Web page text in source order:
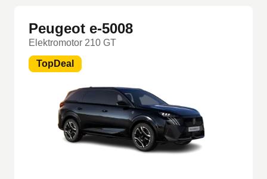
Peugeot e-5008
Elektromotor 210 GT
TopDeal